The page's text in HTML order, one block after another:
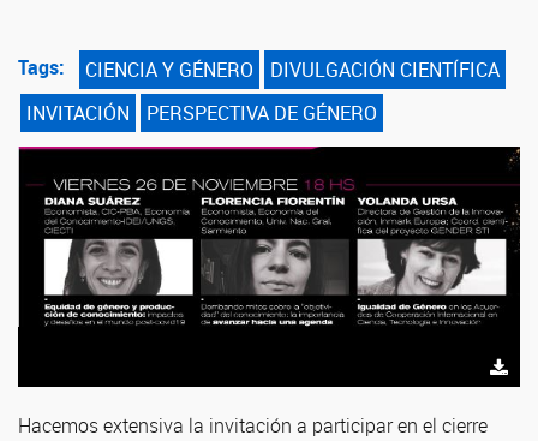
Tags: CIENCIA Y GÉNERO
DIVULGACIÓN CIENTÍFICA
INVITACIÓN
PERSPECTIVA DE GÉNERO
Hacemos extensiva la invitación a participar en el cierre